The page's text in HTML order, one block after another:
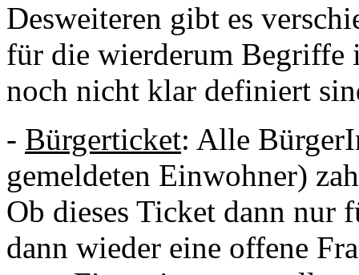
Desweiteren gibt es
für die wierderum Begriffe
noch nicht klar definiert
- Bürgerticket: Alle
gemeldeten Einwohner)
Ob dieses Ticket dann
dann wieder eine offene